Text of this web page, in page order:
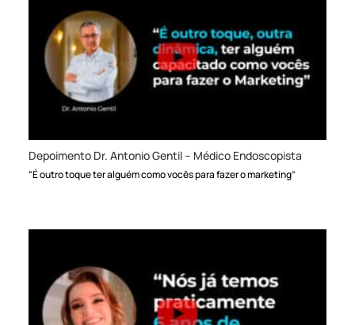
Depoimento Dr. Antonio Gentil – Médico Endoscopista
“É outro toque ter alguém como vocês para fazer o marketing”